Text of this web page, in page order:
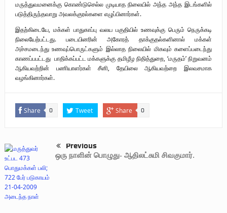
மருத்துவமனைக்கு கொண்டுசெல்ல முடியாத நிலையில் அந்த அந்த இடங்களில்
படுத்திருந்தவாறு அவலக்குரல்களை எழுப்பினார்கள்.
இதற்கிடையே, மக்கள் பாதுகாப்பு வலய பகுதியில் உணவுக்கு பெரும் நெருக்கடி
நிலையேற்பட்டது. படையினரின் அகோரத் தாக்குதல்களினால் மக்கள்
அச்சமடைந்து உணவுப்பொருட்களும் இல்லாத நிலையில் மிகவும் களைப்படைந்து
காணப்பபட்டது பாதிக்கப்பட்ட மக்களுக்கு தமிழீழ நிதித்துறை, ‘மருதம்’ நிறுவனம்
ஆகியவற்றின் பணியாளர்கள் சீனி, தேயிலை ஆகியவற்றை இலவசமாக
வழங்கினார்கள்.
Share 0 Tweet Share 0
Previous
ஒரு நாளின் பொழுது- ஆதிலட்சுமி சிவகுமார்.